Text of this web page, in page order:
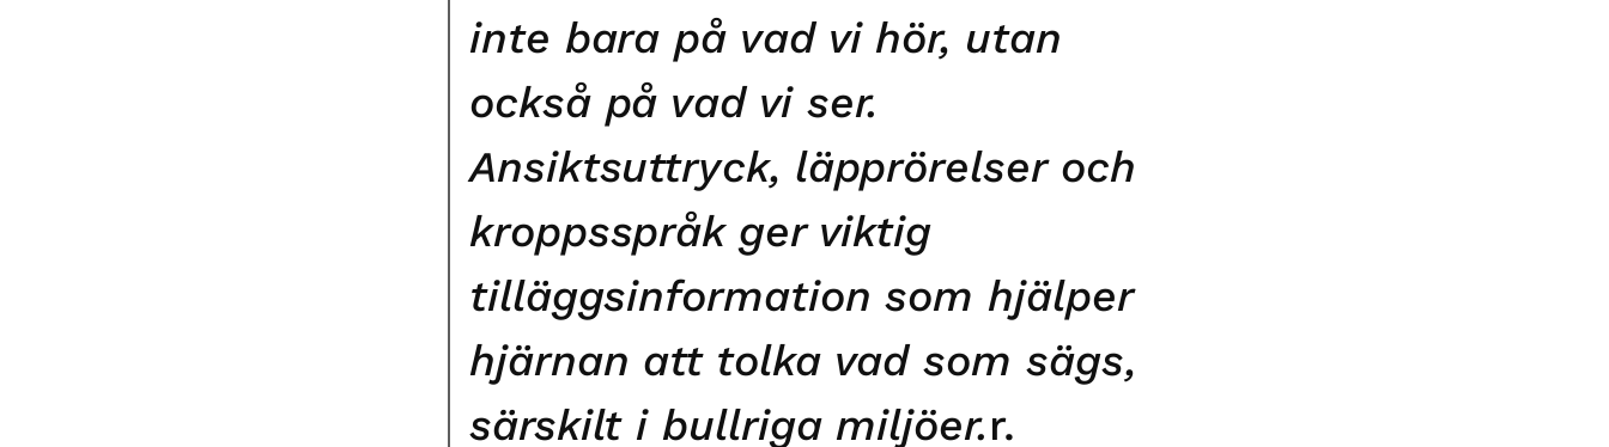
inte bara på vad vi hör, utan
också på vad vi ser.
Ansiktsuttryck, läpprörelser och
kroppsspråk ger viktig
tilläggsinformation som hjälper
hjärnan att tolka vad som sägs,
särskilt i bullriga miljöer.r.